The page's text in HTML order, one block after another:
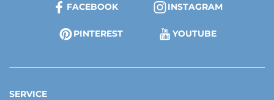
FACEBOOK INSTAGRAM
PINTEREST YOUTUBE
SERVICE